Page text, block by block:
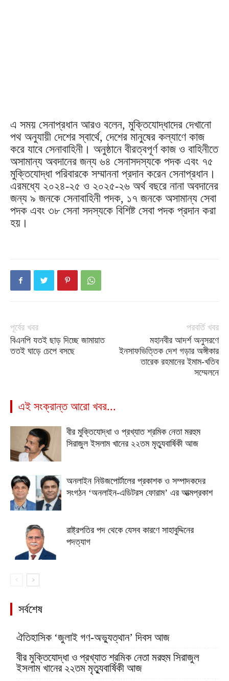
এ সময় সেনাপ্রধান আরও বলেন, মুক্তিযোদ্ধাদের দেখানো
পথ অনুযায়ী দেশের স্বার্থে, দেশের মানুষের কল্যাণে কাজ
করে যাবে সেনাবাহিনী। অনুষ্ঠানে বীরত্বপূর্ণ কাজ ও বাহিনীতে
অসামান্য অবদানের জন্য ৬৪ সেনাসদস্যকে পদক এবং ৭৫
মুক্তিযোদ্ধা পরিবারকে সম্মাননা প্রদান করেন সেনাপ্রধান।
এরমধ্যে ২০২৪-২৫ ও ২০২৫-২৬ অর্থ বছরে নানা অবদানের
জন্য ৯ জনকে সেনাবাহিনী পদক, ১৭ জনকে অসামান্য সেবা
পদক এবং ৩৮ সেনা সদস্যকে বিশিষ্ট সেবা পদক প্রদান করা
হয়।
পূর্বের খবর
বিএনপি যতই ছাড় দিচ্ছে জামায়াত
ততই ঘাড়ে চেপে বসছে
পরবর্তি খবর
মহানবীর আদর্শ অনুসরণে
ইনসাফভিত্তিক দেশ গড়ার অঙ্গীকার
তারেক রহমানের ইমাম-খতিব
সম্মেলনে
এই সংক্রান্ত আরো খবর...
বীর মুক্তিযোদ্ধা ও প্রখ্যাত শ্রমিক নেতা মরহুম
সিরাজুল ইসলাম খানের ২২তম মৃত্যুবার্ষিকী আজ
অনলাইন নিউজপোর্টালের প্রকাশক ও সম্পাদকদের
সংগঠন ‘অনলাইন-এডিটরস ফোরাম’ এর আত্মপ্রকাশ
রাষ্ট্রপতির পদ থেকে যেসব কারণে সাহাবুদ্দিনের
পদত্যাগ
সর্বশেষ
ঐতিহাসিক ‘জুলাই গণ-অভ্যুত্থান’ দিবস আজ
বীর মুক্তিযোদ্ধা ও প্রখ্যাত শ্রমিক নেতা মরহুম সিরাজুল
ইসলাম খানের ২২তম মৃত্যুবার্ষিকী আজ